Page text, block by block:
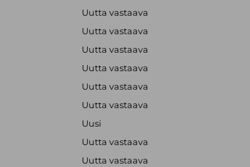
Uutta vastaava
Uutta vastaava
Uutta vastaava
Uutta vastaava
Uutta vastaava
Uutta vastaava
Uusi
Uutta vastaava
Uutta vastaava